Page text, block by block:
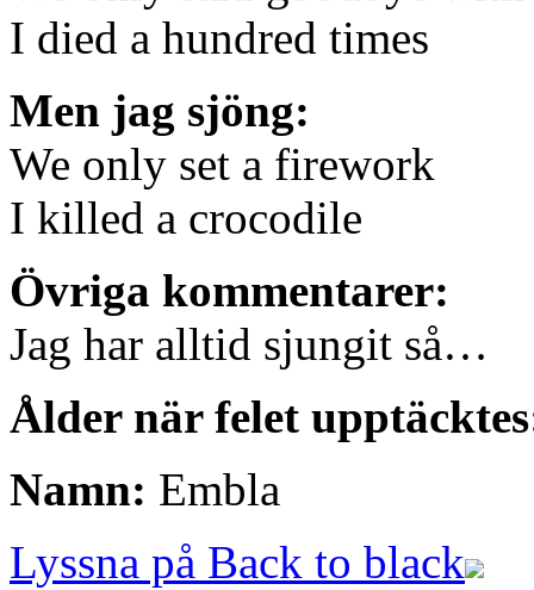
I died a hundred times
Men jag sjöng:
We only set a firework
I killed a crocodile
Övriga kommentarer:
Jag har alltid sjungit så…
Ålder när felet
Namn: Embla
Lyssna på Back to black